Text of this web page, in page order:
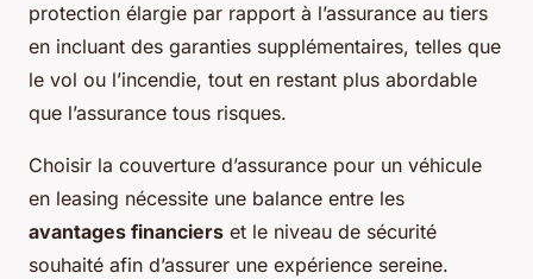
protection élargie par rapport à l’assurance au tiers
en incluant des garanties supplémentaires, telles que
le vol ou l’incendie, tout en restant plus abordable
que l’assurance tous risques.
Choisir la couverture d’assurance pour un véhicule
en leasing nécessite une balance entre les
avantages financiers et le niveau de sécurité
souhaité afin d’assurer une expérience sereine.